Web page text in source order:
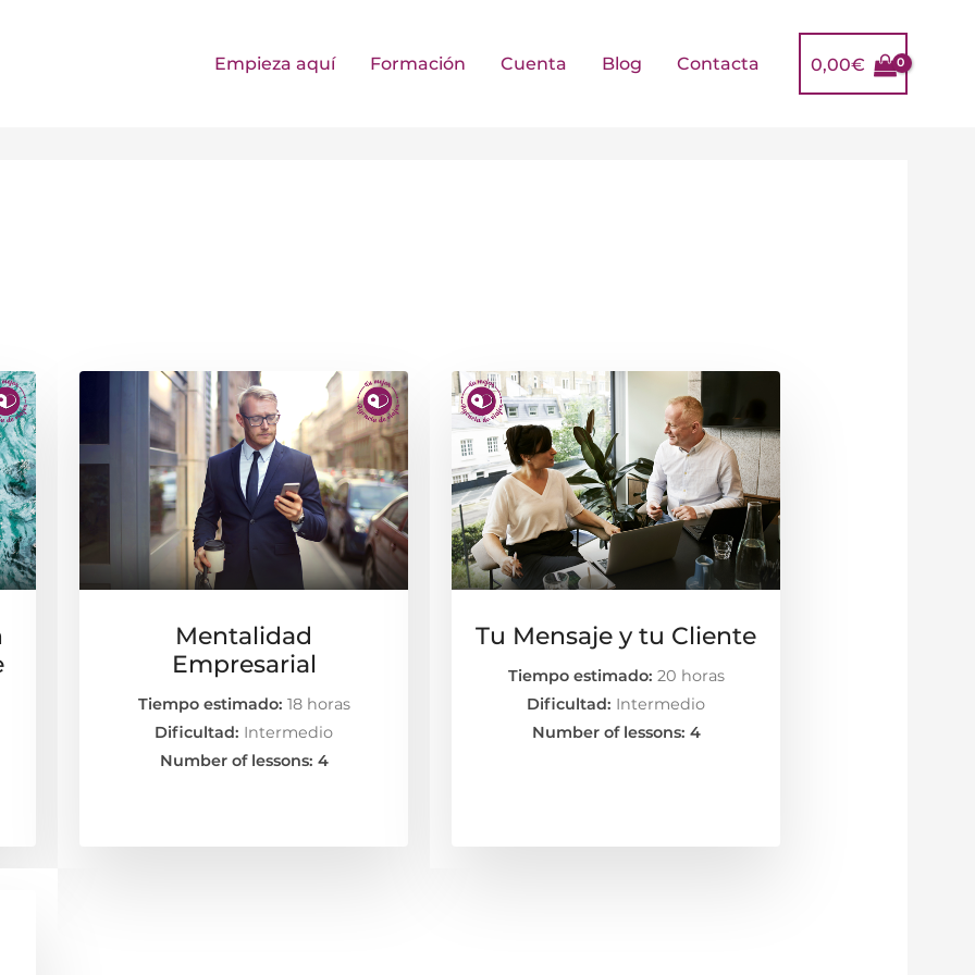
Empieza aquí Formación Cuenta Blog Contacta 0,00€
Mentalidad
Empresarial
Tiempo estimado: 18 horas
Dificultad: Intermedio
Number of lessons: 4
Tu Mensaje y tu Cliente
Tiempo estimado: 20 horas
Dificultad: Intermedio
Number of lessons: 4